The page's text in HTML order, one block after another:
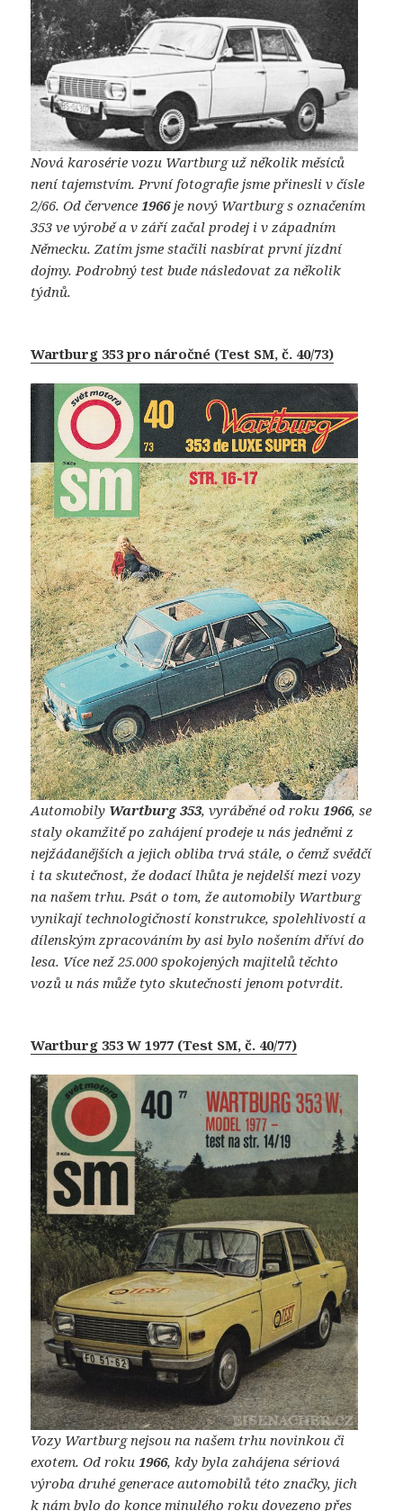
Nová karosérie vozu Wartburg už několik měsíců
není tajemstvím. První fotografie jsme přinesli v čísle
2/66. Od července1966je nový Wartburg s označením
353 ve výrobě a v září začal prodej i v západním
Německu. Zatím jsme stačili nasbírat první jízdní
dojmy. Podrobný test bude následovat za několik
týdnů.
Wartburg 353 pro náročné (Test SM, č. 40/73)
Automobily Wartburg 353, vyráběné od roku1966, se
staly okamžitě po zahájení prodeje u nás jedněmi z
nejžádanějších a jejich obliba trvá stále, o čemž svědčí
i ta skutečnost, že dodací lhůta je nejdelší mezi vozy
na našem trhu. Psát o tom, že automobily Wartburg
vynikají technologičností konstrukce, spolehlivostí a
dílenským zpracováním by asi bylo nošením dříví do
lesa. Více než 25.000 spokojených majitelů těchto
vozů u nás může tyto skutečnosti jenom potvrdit.
Wartburg 353 W 1977 (Test SM, č. 40/77)
Vozy Wartburg nejsou na našem trhu novinkou či
exotem. Od roku1966, kdy byla zahájena sériová
výroba druhé generace automobilů této značky, jich
k nám bylo do konce minulého roku dovezeno přes